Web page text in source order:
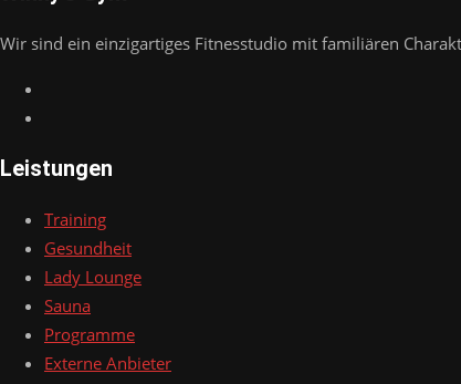
Wir sind ein einzigartiges Fitnesstudio mit familiären
Leistungen
Training
Gesundheit
Lady Lounge
Sauna
Programme
Externe Anbieter